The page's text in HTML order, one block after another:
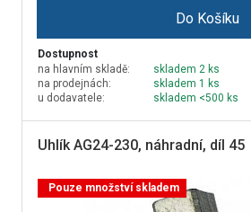
Do Košíku
Dostupnost
na hlavním skladě:
skladem 2 ks
na prodejnách:
skladem 1 ks
u dodavatele:
skladem <500 ks
Uhlík AG24-230, náhradní, díl 45
Pouze množství skladem